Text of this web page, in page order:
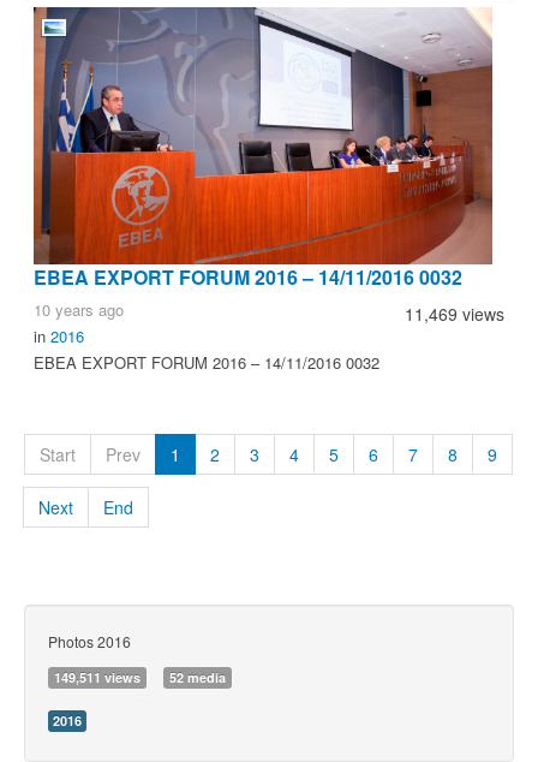
ΕΒΕΑ EXPORT FORUM 2016 – 14/11/2016 0032
11,469 views
10 years ago
in 2016
ΕΒΕΑ EXPORT FORUM 2016 – 14/11/2016 0032
Start Prev 1 2 3 4 5 6 7 8 9
Next End
Photos 2016
149,511 views 52 media
2016